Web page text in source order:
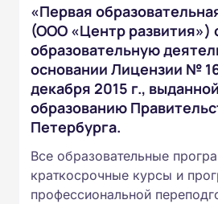
«Первая
(ООО «Центр развития»)
образовательную
основании Лицензии №
декабря 2015 г.,
образованию
Петербурга.
Все образовательные
краткосрочные курсы и
профессиональной